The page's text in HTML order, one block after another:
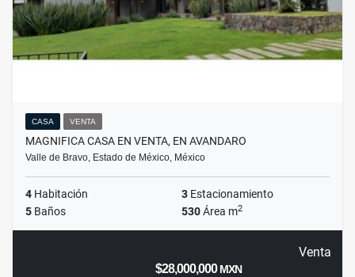
CASA VENTA
MAGNIFICA CASA EN VENTA, EN AVANDARO
Valle de Bravo, Estado de México, México
4 Habitación 3 Estacionamiento
5 Baños 530Área m2
Venta
$28,000,000MXN